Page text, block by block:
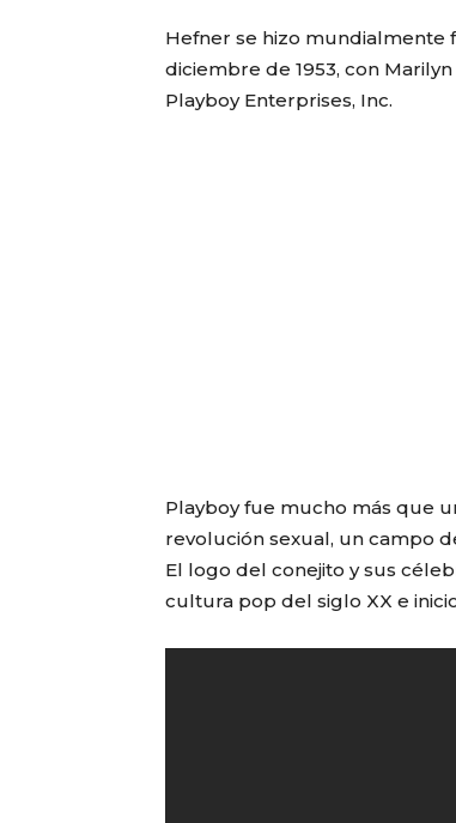
Hefner se hizo mundialmente
diciembre de 1953, con
Playboy Enterprises, Inc.
Playboy fue mucho más que
revolución sexual, un campo
El logo del conejito y sus
cultura pop del siglo XX e